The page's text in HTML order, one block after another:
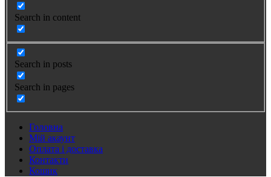
Search in content
Search in posts
Search in pages
Головна
Мій акаунт
Оплата і доставка
Контакти
Кошик